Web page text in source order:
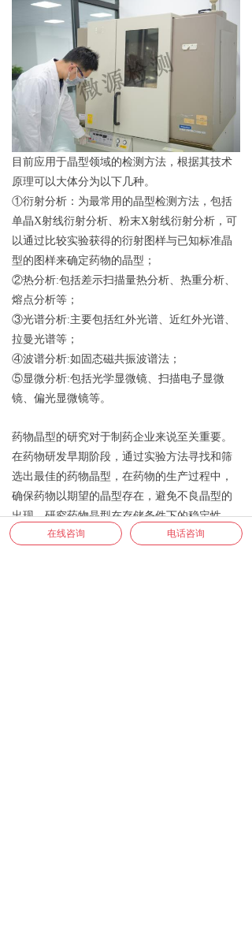
目前应用于晶型领域的检测方法 ， 根据其技术
原理可以大体分为以下几种。
①衍射分析 ：为最常用的晶型检测方法， 包括
单晶X射线衍射分析、粉末X射线衍射分析 ， 可
以通过比较实验获得的衍射图样与已知标准晶
型的图样来确定药物的晶型 ；
②热分析:包括差示扫描量热分析、热重分析、
熔点分析等 ；
③光谱分析:主要包括红外光谱、近红外光谱、
拉曼光谱等 ；
④波谱分析:如固态磁共振波谱法 ；
⑤显微分析:包括光学显微镜、扫描电子显微
镜、偏光显微镜等。
药物晶型的研究对于制药企业来说至关重要。
在药物研发早期阶段，通过实验方法寻找和筛
选出最佳的药物晶型，在药物的生产过程中，
确保药物以期望的晶型存在，避免不良晶型的
出现，研究药物晶型在存储条件下的稳定性，
确保药物在有效期内的质量，研究不同晶型药
在线咨询 电话咨询